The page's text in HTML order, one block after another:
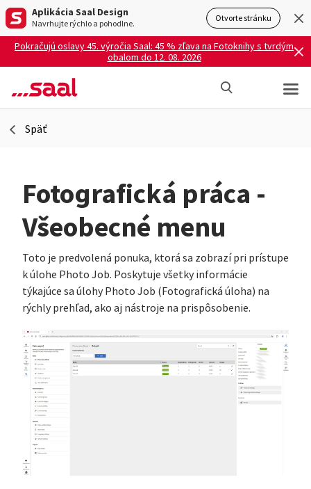
Aplikácia Saal Design
Navrhujte rýchlo a pohodlne. Otvorte stránku
Pokračujú oslavy 45. výročia Saal: 45 % zľava na Fotoknihy s tvrdým
obalom do 12. 08. 2026
Späť
Fotografická práca -
Všeobecné menu
Toto je predvolená ponuka, ktorá sa zobrazí pri prístupe
k úlohe Photo Job. Poskytuje všetky informácie
týkajúce sa úlohy Photo Job (Fotografická úloha) na
rýchly prehľad, ako aj nástroje na prispôsobenie.